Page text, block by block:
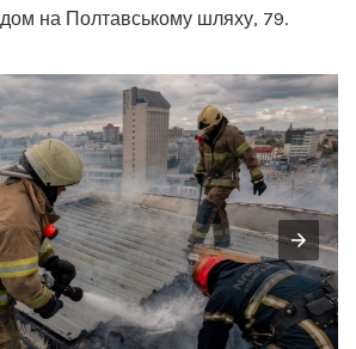
на Полтавському шляху, 79.